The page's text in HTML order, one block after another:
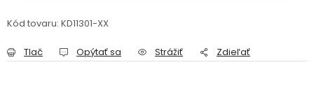
Kód tovaru: KD11301-XX
Tlač Opýtať sa Strážiť Zdieľať